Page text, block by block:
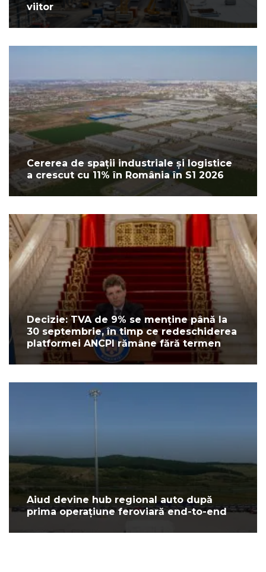
viitor
Cererea de spații industriale și logistice
a crescut cu 11% în România în S1 2026
Decizie: TVA de 9% se menține până la
30 septembrie, în timp ce redeschiderea
platformei ANCPI rămâne fără termen
Aiud devine hub regional auto după
prima operațiune feroviară end-to-end